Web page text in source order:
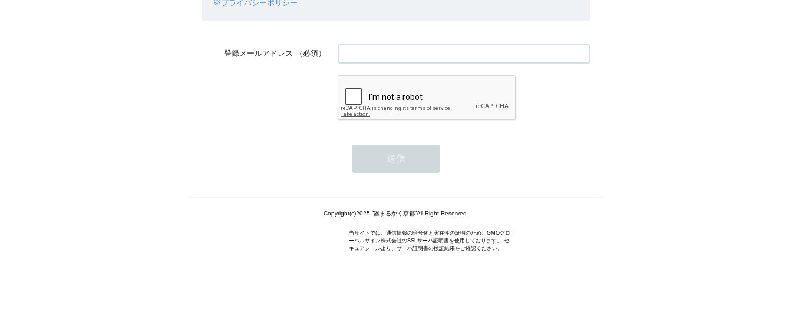
※プライバシーポリシー
登録メールアドレス （必須）
Copyright(c)2025 ”器まるかく京都”All Right Reserved.
当サイトでは、通信情報の暗号化と実在性の証明のため、GMOグロ
ーバルサイン株式会社のSSLサーバ証明書を使用しております。 セ
キュアシールより、サーバ証明書の検証結果をご確認ください。